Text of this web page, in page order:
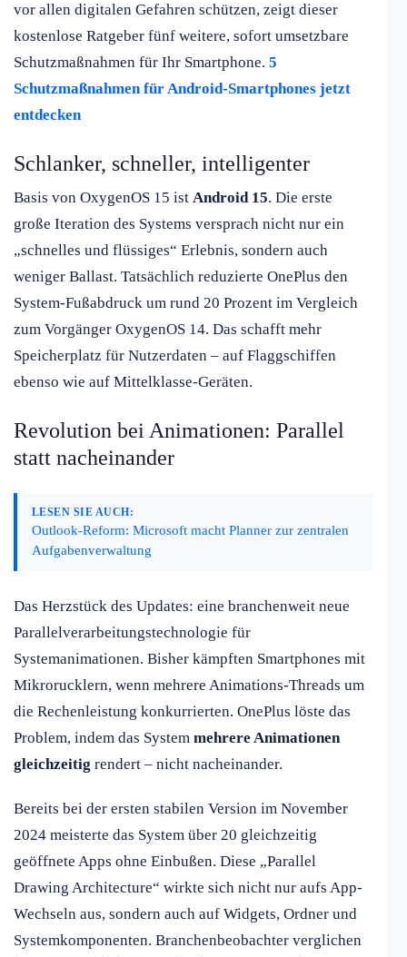
vor allen digitalen Gefahren schützen, zeigt dieser
kostenlose Ratgeber fünf weitere, sofort umsetzbare
Schutzmaßnahmen für Ihr Smartphone. 5
Schutzmaßnahmen für Android-Smartphones jetzt
entdecken
Schlanker, schneller, intelligenter
Basis von OxygenOS 15 ist Android 15. Die erste
große Iteration des Systems versprach nicht nur ein
„schnelles und flüssiges“ Erlebnis, sondern auch
weniger Ballast. Tatsächlich reduzierte OnePlus den
System-Fußabdruck um rund 20 Prozent im Vergleich
zum Vorgänger OxygenOS 14. Das schafft mehr
Speicherplatz für Nutzerdaten – auf Flaggschiffen
ebenso wie auf Mittelklasse-Geräten.
Revolution bei Animationen: Parallel
statt nacheinander
LESEN SIE AUCH:
Outlook-Reform: Microsoft macht Planner zur zentralen
Aufgabenverwaltung
Das Herzstück des Updates: eine branchenweit neue
Parallelverarbeitungstechnologie für
Systemanimationen. Bisher kämpften Smartphones mit
Mikrorucklern, wenn mehrere Animations-Threads um
die Rechenleistung konkurrierten. OnePlus löste das
Problem, indem das System mehrere Animationen
gleichzeitig rendert – nicht nacheinander.
Bereits bei der ersten stabilen Version im November
2024 meisterte das System über 20 gleichzeitig
geöffnete Apps ohne Einbußen. Diese „Parallel
Drawing Architecture“ wirkte sich nicht nur aufs App-
Wechseln aus, sondern auch auf Widgets, Ordner und
Systemkomponenten. Branchenbeobachter verglichen